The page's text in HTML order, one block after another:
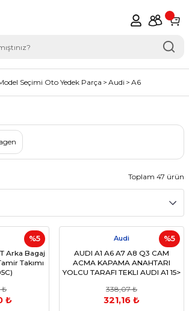
Seçimi Oto Yedek Parça Audi A6
Toplam 47 ürün
%5
Arka Bagaj
Takımı
₺
₺
%5
Audi
AUDI A1 A6 A7 A8 Q3 CAM
ACMA KAPAMA ANAHTARI
YOLCU TARAFI TEKLI AUDI A1 15>
(OEM:4H0959855A)
338,07 ₺
321,16 ₺